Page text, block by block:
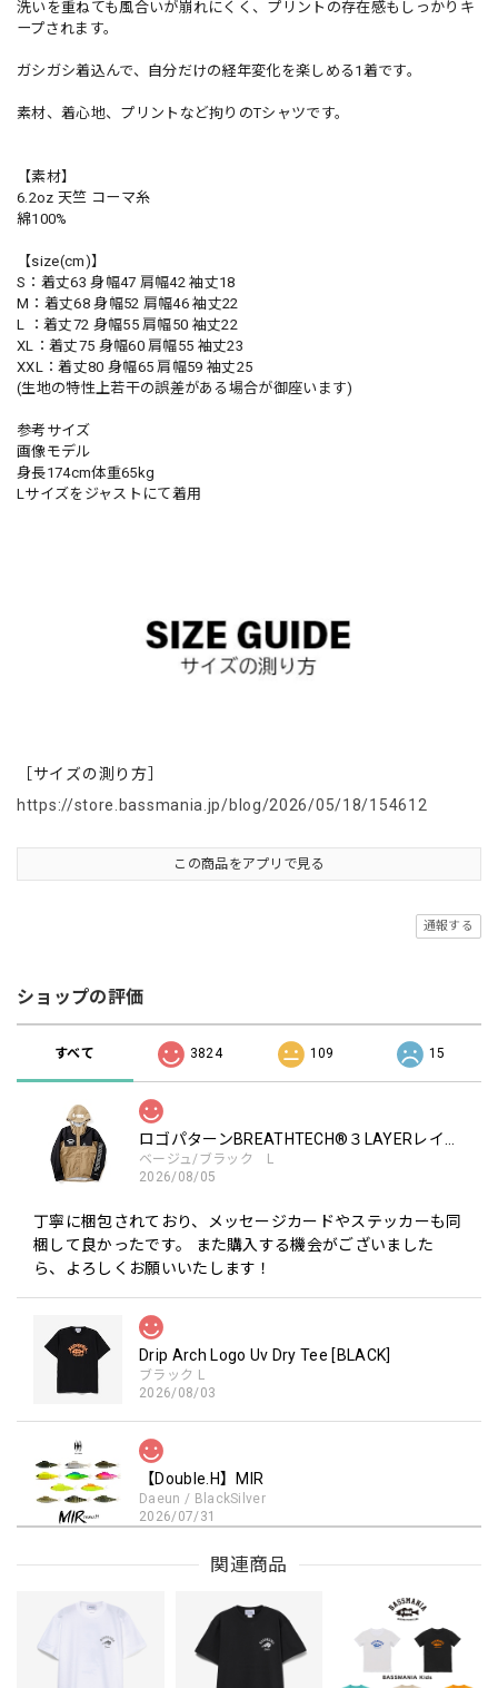
洗いを重ねても風合いが崩れにくく、プリントの存在感もしっかりキ
ープされます。
ガシガシ着込んで、自分だけの経年変化を楽しめる1着です。
素材、着心地、プリントなど拘りのTシャツです。
【素材】
6.2oz 天竺 コーマ糸
綿100%
【size(cm)】
S：着丈63 身幅47 肩幅42 袖丈18
M：着丈68 身幅52 肩幅46 袖丈22
L ：着丈72 身幅55 肩幅50 袖丈22
XL：着丈75 身幅60 肩幅55 袖丈23
XXL：着丈80 身幅65 肩幅59 袖丈25
(生地の特性上若干の誤差がある場合が御座います)
参考サイズ
画像モデル
身長174cm体重65kg
Lサイズをジャストにて着用
［サイズの測り方］
https://store.bassmania.jp/blog/2026/05/18/154612
この商品をアプリで見る
通報する
ショップの評価
すべて 3824 109 15
ベージュ/ブラック L
2026/08/05
丁寧に梱包されており、メッセージカードやステッカーも同
梱して良かったです。 また購入する機会がございました
ら、よろしくお願いいたします！
Drip Arch Logo Uv Dry Tee [BLACK]
ブラック L
2026/08/03
【Double.H】MIR
Daeun / BlackSilver
2026/07/31
MIR届きました。発送まで迅速に対応して頂きありがとうご
関連商品